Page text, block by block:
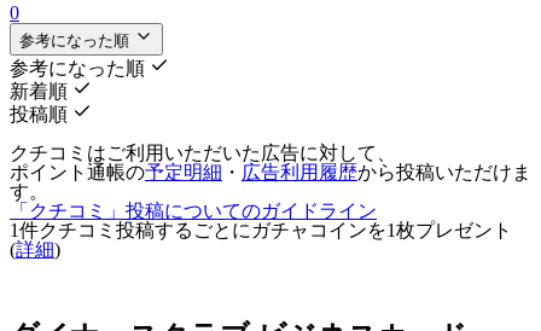
0
参考になった順
参考になった順
新着順
投稿順
クチコミはご利用いただいた広告に対して、
ポイント通帳の予定明細 ・ 広告利用履歴から投稿いただけま
す。
「クチコミ」投稿についてのガイドライン
1件クチコミ投稿するごとに ガチャコインを1枚プレゼント
(詳細)